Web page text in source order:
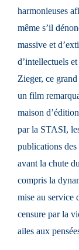
harmonieuses
même s’il
massive et
d’intellectuels
Zieger, ce
un film
maison
par la STASI,
publications
avant la chute
compris la
mise au service
censure par la
ailes aux